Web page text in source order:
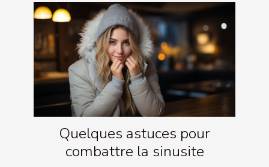
Quelques astuces pour
combattre la sinusite